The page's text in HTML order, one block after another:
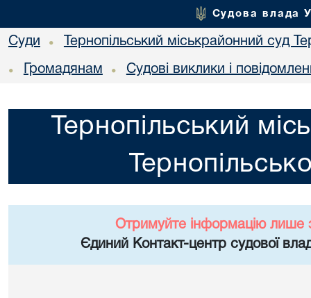
Судова влада
Суди • Тернопільський міськрайонний суд
• Громадянам • Судові виклики і
Тернопільський
Отримуйте інформацію лише
Єдиний Контакт-центр судової